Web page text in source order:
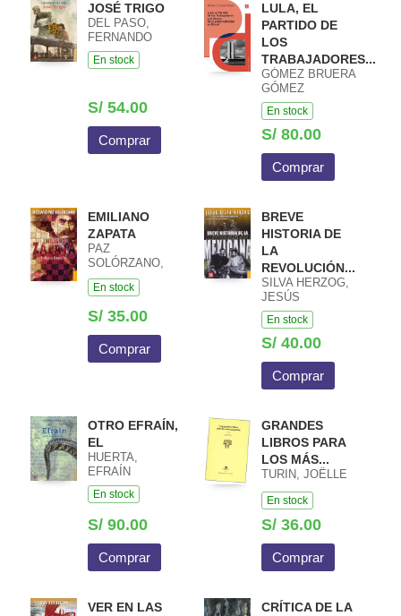
JOSÉ TRIGO
DEL PASO,
FERNANDO
En stock
S/ 54.00
Comprar
LULA, EL
PARTIDO DE
LOS
TRABAJADORES...
GÓMEZ BRUERA
GÓMEZ
En stock
S/ 80.00
Comprar
EMILIANO
ZAPATA
PAZ
SOLÓRZANO,
OCTAVIO
En stock
S/ 35.00
Comprar
BREVE
HISTORIA DE
LA
REVOLUCIÓN...
SILVA HERZOG,
JESÚS
En stock
S/ 40.00
Comprar
OTRO EFRAÍN,
EL
HUERTA,
EFRAÍN
En stock
S/ 90.00
Comprar
GRANDES
LIBROS PARA
LOS MÁS...
TURIN, JOËLLE
En stock
S/ 36.00
Comprar
VER EN LAS
CRÍTICA DE LA